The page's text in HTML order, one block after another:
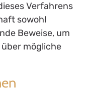
Verfahrens
sowohl
Beweise, um
mögliche